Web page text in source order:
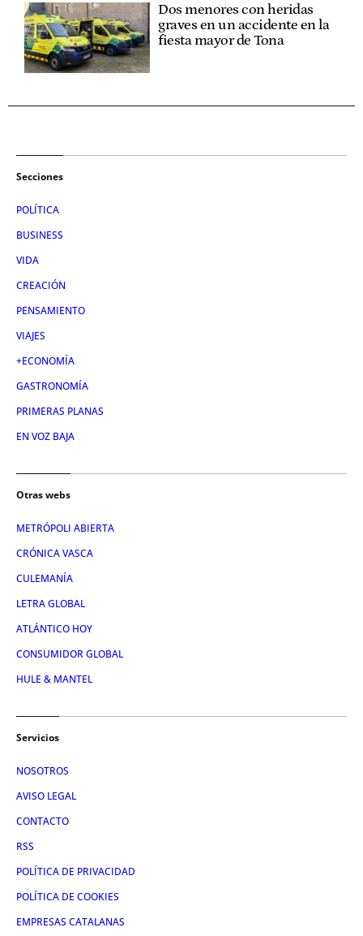
Dos menores con heridas
graves en un accidente en la
fiesta mayor de Tona
Secciones
POLÍTICA
BUSINESS
VIDA
CREACIÓN
PENSAMIENTO
VIAJES
+ECONOMÍA
GASTRONOMÍA
PRIMERAS PLANAS
EN VOZ BAJA
Otras webs
METRÓPOLI ABIERTA
CRÓNICA VASCA
CULEMANÍA
LETRA GLOBAL
ATLÁNTICO HOY
CONSUMIDOR GLOBAL
HULE & MANTEL
Servicios
NOSOTROS
AVISO LEGAL
CONTACTO
RSS
POLÍTICA DE PRIVACIDAD
POLÍTICA DE COOKIES
EMPRESAS CATALANAS